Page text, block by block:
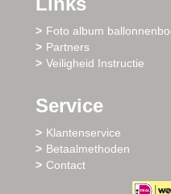
Foto album
Partners
Veiligheid Instructie
Service
Klantenservice
Betaalmethoden
Contact